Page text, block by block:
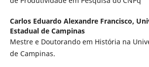
Carlos Eduardo Alexandre Francisco,
Estadual de Campinas
Mestre e Doutorando em História na
de Campinas.